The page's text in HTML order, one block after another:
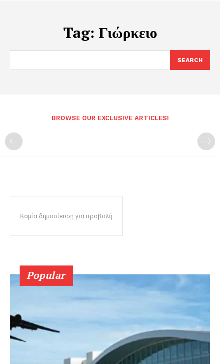
Tag: Γιώρκειο
SEARCH
BROWSE OUR EXCLUSIVE ARTICLES!
Καμία δημοσίευση για προβολή
Popular